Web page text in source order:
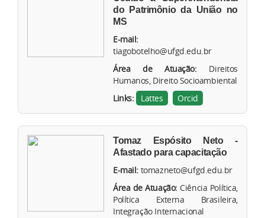
do Patrimônio da União no
MS
E-mail:
tiagobotelho@ufgd.edu.br
Área de Atuação:
Direitos
Humanos, Direito Socioambiental
Links:
Lattes Orcid
Tomaz Espósito Neto -
Afastado para capacitação
E-mail: tomazneto@ufgd.edu.br
Área de Atuação: Ciência Política,
Política Externa Brasileira,
Integração Internacional